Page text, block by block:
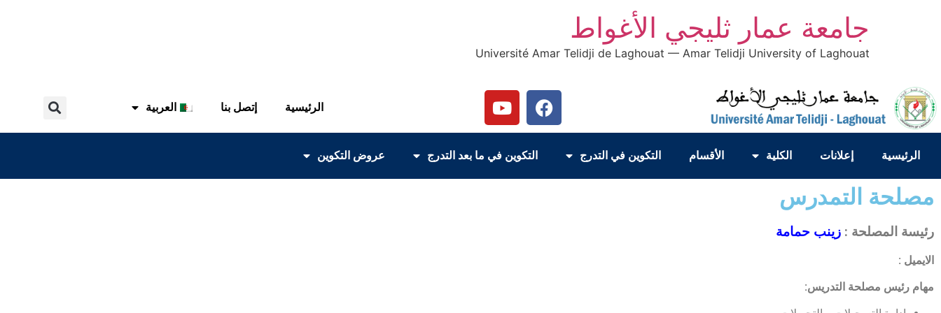
جامعة عمار ثليجي الأغواط
Université Amar Telidji de Laghouat — Amar Telidji University of Laghouat
الرئيسية إتصل بنا العربية
الرئيسية إعلانات الكلية الأقسام التكوين في التدرج التكوين في ما بعد التدرج عروض التكوين
مصلحة التمدرس
رئيسة المصلحة : زينب حمامة
الايميل :
مهام رئيس مصلحة التدريس: